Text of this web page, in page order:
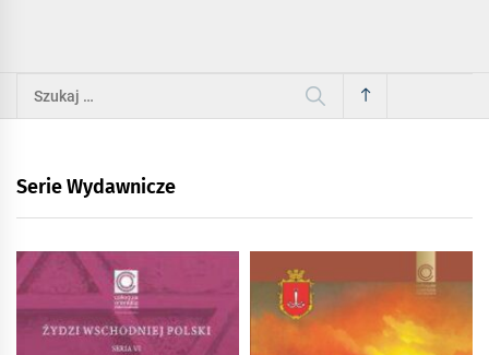
Szukaj:
Serie Wydawnicze